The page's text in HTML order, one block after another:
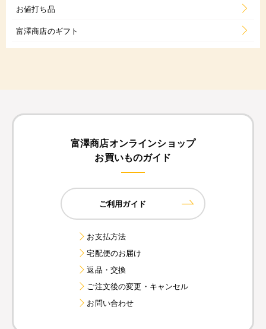
お値打ち品
富澤商店のギフト
富澤商店オンラインショップ
お買いものガイド
ご利用ガイド
お支払方法
宅配便のお届け
返品・交換
ご注文後の変更・キャンセル
お問い合わせ